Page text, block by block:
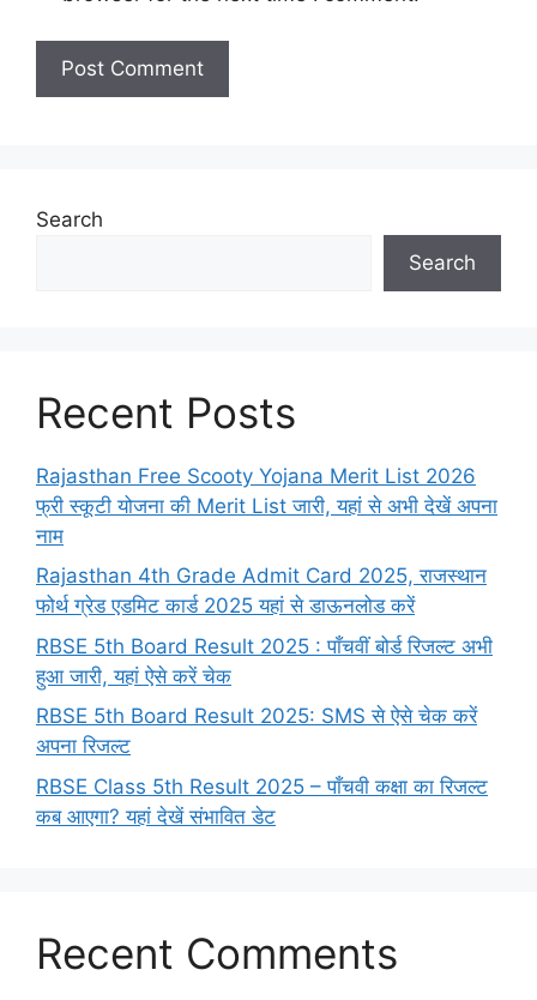
Search
Search
Recent Posts
Rajasthan Free Scooty Yojana Merit List 2026
फ्री स्कूटी योजना की Merit List जारी, यहां से अभी देखें अपना
नाम
Rajasthan 4th Grade Admit Card 2025, राजस्थान
फोर्थ ग्रेड एडमिट कार्ड 2025 यहां से डाऊनलोड करें
RBSE 5th Board Result 2025 : पाँचवीं बोर्ड रिजल्ट अभी
हुआ जारी, यहां ऐसे करें चेक
RBSE 5th Board Result 2025: SMS से ऐसे चेक करें
अपना रिजल्ट
RBSE Class 5th Result 2025 – पाँचवी कक्षा का रिजल्ट
कब आएगा? यहां देखें संभावित डेट
Recent Comments